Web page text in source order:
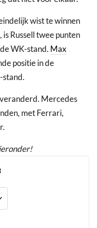
wist te winnen
Russell twee punten
WK-stand. Max
positie in de
stand.
Mercedes
met Ferrari,